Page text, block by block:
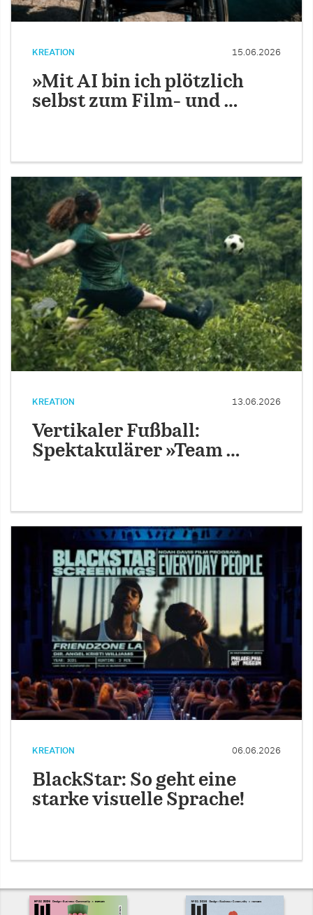
KREATION 15.06.2026
»Mit AI bin ich plötzlich
selbst zum Film- und …
KREATION 13.06.2026
Vertikaler Fußball:
Spektakulärer »Team …
KREATION 06.06.2026
BlackStar: So geht eine
starke visuelle Sprache!